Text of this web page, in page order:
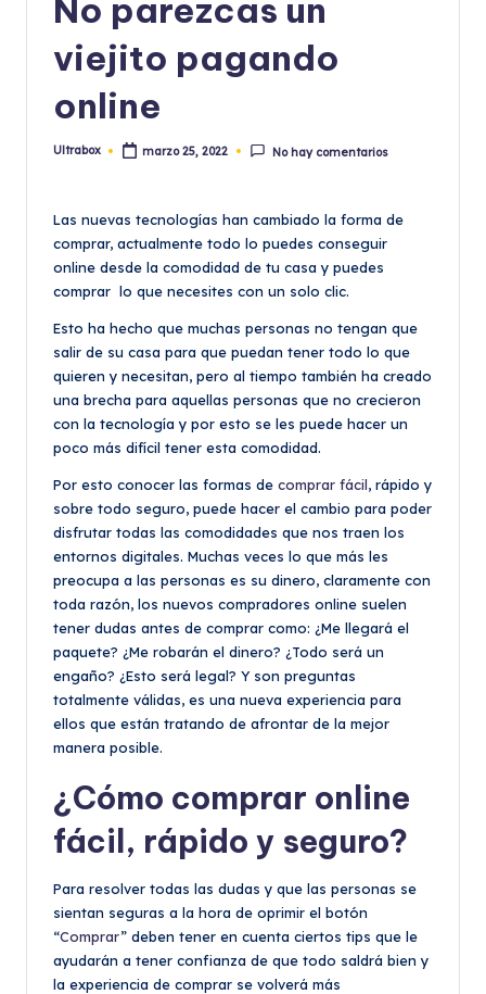
No parezcas un
viejito pagando
online
Publicado
Ultrabox marzo 25, 2022 No hay comentarios
Las nuevas tecnologías han cambiado la forma de
comprar, actualmente todo lo puedes conseguir
online desde la comodidad de tu casa y puedes
comprar lo que necesites con un solo clic.
Esto ha hecho que muchas personas no tengan que
salir de su casa para que puedan tener todo lo que
quieren y necesitan, pero al tiempo también ha creado
una brecha para aquellas personas que no crecieron
con la tecnología y por esto se les puede hacer un
poco más difícil tener esta comodidad.
Por esto conocer las formas de comprar fácil, rápido y
sobre todo seguro, puede hacer el cambio para poder
disfrutar todas las comodidades que nos traen los
entornos digitales. Muchas veces lo que más les
preocupa a las personas es su dinero, claramente con
toda razón, los nuevos compradores online suelen
tener dudas antes de comprar como: ¿Me llegará el
paquete? ¿Me robarán el dinero? ¿Todo será un
engaño? ¿Esto será legal? Y son preguntas
totalmente válidas, es una nueva experiencia para
ellos que están tratando de afrontar de la mejor
manera posible.
¿Cómo comprar online
fácil, rápido y seguro?
Para resolver todas las dudas y que las personas se
sientan seguras a la hora de oprimir el botón
“Comprar” deben tener en cuenta ciertos tips que le
ayudarán a tener confianza de que todo saldrá bien y
la experiencia de comprar se volverá más